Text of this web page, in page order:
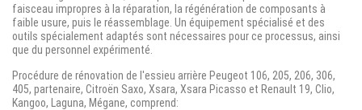
faisceau impropres à la réparation, la régénération de composants à
faible usure, puis le réassemblage. Un équipement spécialisé et des
outils spécialement adaptés sont nécessaires pour ce processus, ainsi
que du personnel expérimenté.
Procédure de rénovation de l'essieu arrière Peugeot 106, 205, 206, 306,
405, partenaire, Citroën Saxo, Xsara, Xsara Picasso et Renault 19, Clio,
Kangoo, Laguna, Mégane, comprend: